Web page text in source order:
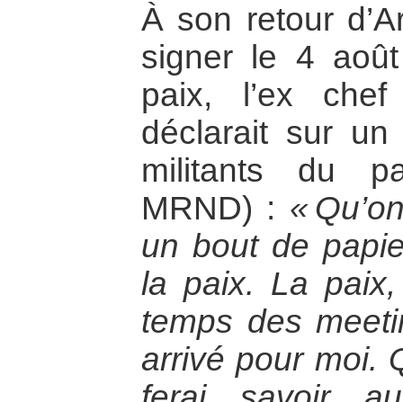
À son retour
signer le 4
paix, l’ex
déclarait sur
militants du
MRND) : «
un bout de
la paix. La paix,
temps des
arrivé pour moi.